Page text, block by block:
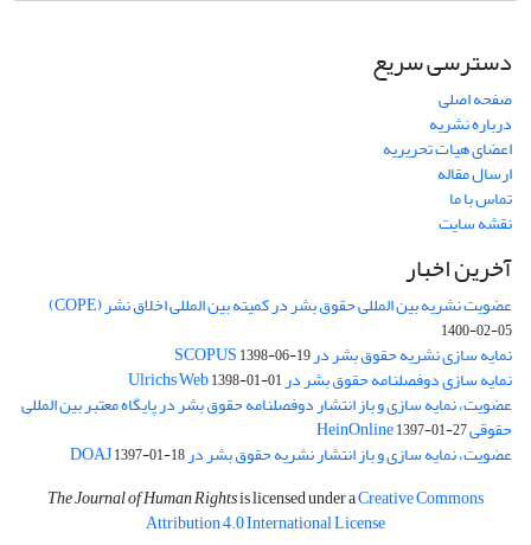
دسترسی سریع
صفحه اصلی
درباره نشریه
اعضای هیات تحریریه
ارسال مقاله
تماس با ما
نقشه سایت
آخرین اخبار
عضویت نشریه بین المللی حقوق بشر در کمیته بین المللی اخلاق نشر (COPE)
1400-02-05
نمایه سازی نشریه حقوق بشر در SCOPUS1398-06-19
نمایه سازی دوفصلنامه حقوق بشر در Ulrichs Web1398-01-01
عضویت، نمایه سازی و باز انتشار دوفصلنامه حقوق بشر در پایگاه معتبر بین المللی
حقوقی HeinOnline1397-01-27
عضویت، نمایه سازی و باز انتشار نشریه حقوق بشر در DOAJ1397-01-18
The Journal of Human Rightsis licensed under aCreative Commons
Attribution 4.0 International License